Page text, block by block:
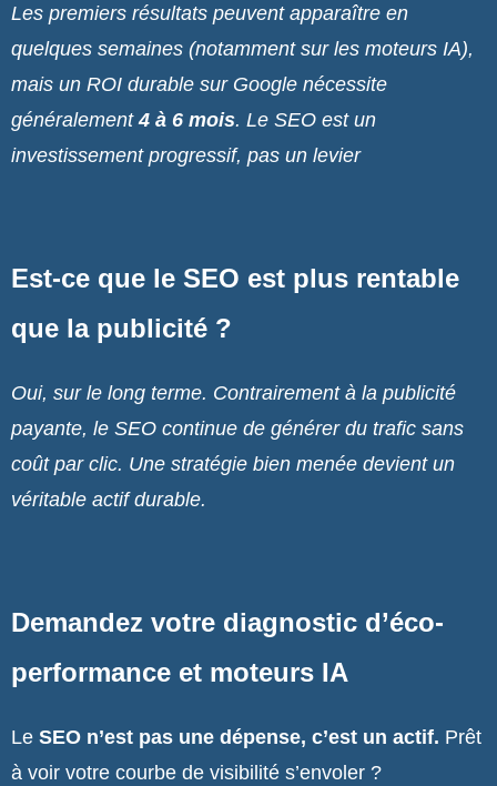
Les premiers résultats peuvent apparaître en
quelques semaines (notamment sur les moteurs IA),
mais un ROI durable sur Google nécessite
généralement4 à 6 mois. Le SEO est un
investissement progressif, pas un levier
Est-ce que le SEO est plus rentable
que la publicité ?
Oui, sur le long terme. Contrairement à la publicité
payante, le SEO continue de générer du trafic sans
coût par clic. Une stratégie bien menée devient un
véritable actif durable.
Demandez votre diagnostic d’éco-
performance et moteurs IA
Le SEO n’est pas une dépense, c’est un actif. Prêt
à voir votre courbe de visibilité s’envoler ?